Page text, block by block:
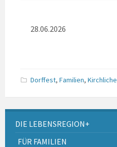
28.06.2026
Dorffest, Familien,
DIE LEBENSREGION+
FÜR FAMILIEN